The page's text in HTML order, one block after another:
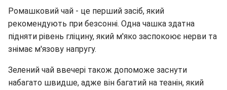
Ромашковий чай - це перший засіб, який
рекомендують при безсонні. Одна чашка здатна
підняти рівень гліцину, який м'яко заспокоює нерви та
знімає м'язову напругу.
Зелений чай ввечері також допоможе заснути
набагато швидше, адже він багатий на теанін, який